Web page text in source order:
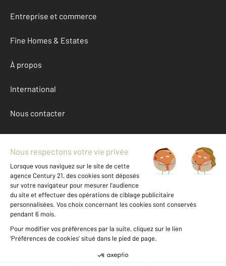
Entreprise et commerce
Fine Homes & Estates
À propos
International
Nous contacter
Mentions légales & CGU et Barèmes d'honoraires
Données personnelles
Gestionnaire des cookies
Achat appartement autour de LECCI (20137)